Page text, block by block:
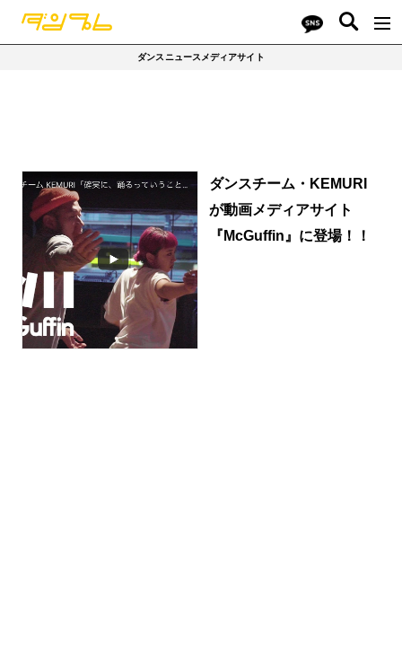
ダンスニュースメディアサイト
ダンスチーム・KEMURI
が動画メディアサイト
『McGuffin』に登場！！